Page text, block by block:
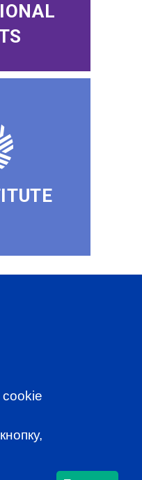
CFA (Россия) не
документов и сдачи